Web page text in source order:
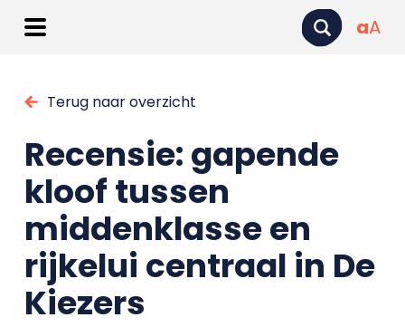
aA
Terug naar overzicht
Recensie: gapende
kloof tussen
middenklasse en
rijkelui centraal in De
Kiezers